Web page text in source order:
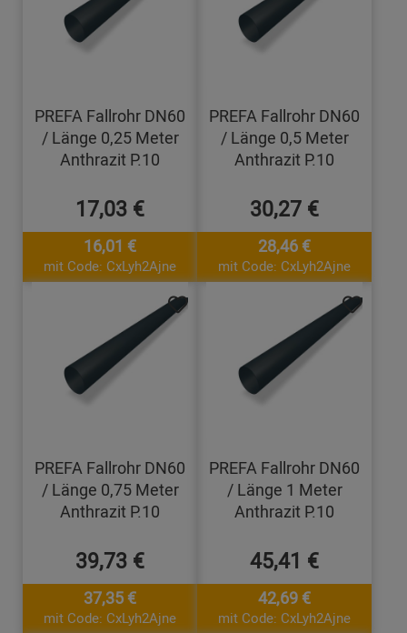
PREFA Fallrohr DN60
/ Länge 0,25 Meter
Anthrazit P.10
17,03 €
16,01 €
mit Code: CxLyh2Ajne
PREFA Fallrohr DN60
/ Länge 0,5 Meter
Anthrazit P.10
30,27 €
28,46 €
mit Code: CxLyh2Ajne
PREFA Fallrohr DN60
/ Länge 0,75 Meter
Anthrazit P.10
39,73 €
37,35 €
mit Code: CxLyh2Ajne
PREFA Fallrohr DN60
/ Länge 1 Meter
Anthrazit P.10
45,41 €
42,69 €
mit Code: CxLyh2Ajne